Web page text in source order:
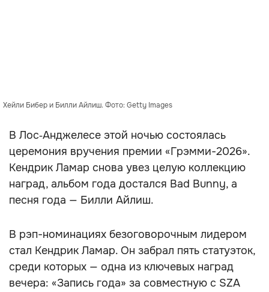
Хейли Бибер и Билли Айлиш. Фото: Getty Images
В Лос‑Анджелесе этой ночью состоялась
церемония вручения премии «Грэмми-2026».
Кендрик Ламар снова увез целую коллекцию
наград, альбом года достался Bad Bunny, а
песня года — Билли Айлиш.
В рэп-номинациях безоговорочным лидером
стал Кендрик Ламар. Он забрал пять статуэток,
среди которых — одна из ключевых наград
вечера: «Запись года» за совместную с SZA